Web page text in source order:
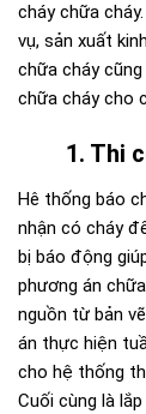
cháy chữa
vụ, sản xuất
chữa cháy
chữa cháy cho
1. Thi
Hê thống báo
nhận có cháy
bị báo động
phương án
nguồn từ bản
án thực hiện
cho hệ thống
Cuối cùng là